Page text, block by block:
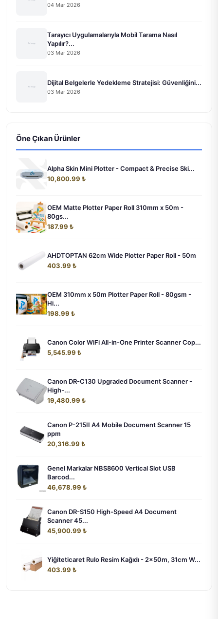
04 Mar 2026
Tarayıcı Uygulamalarıyla Mobil Tarama Nasıl
Yapılır?...
03 Mar 2026
Dijital Belgelerle Yedekleme Stratejisi: Güvenliğini...
03 Mar 2026
Öne Çıkan Ürünler
Alpha Skin Mini Plotter - Compact & Precise Ski...
10,800.99 ₺
OEM Matte Plotter Paper Roll 310mm x 50m -
80gs...
187.99 ₺
AHDTOPTAN 62cm Wide Plotter Paper Roll - 50m
403.99 ₺
OEM 310mm x 50m Plotter Paper Roll - 80gsm -
Hi...
198.99 ₺
Canon Color WiFi All-in-One Printer Scanner Cop...
5,545.99 ₺
Canon DR-C130 Upgraded Document Scanner -
High-...
19,480.99 ₺
Canon P-215II A4 Mobile Document Scanner 15
ppm
20,316.99 ₺
Genel Markalar NBS8600 Vertical Slot USB
Barcod...
46,678.99 ₺
Canon DR-S150 High-Speed A4 Document
Scanner 45...
45,900.99 ₺
Yiğiteticaret Rulo Resim Kağıdı - 2x50m, 31cm W...
403.99 ₺